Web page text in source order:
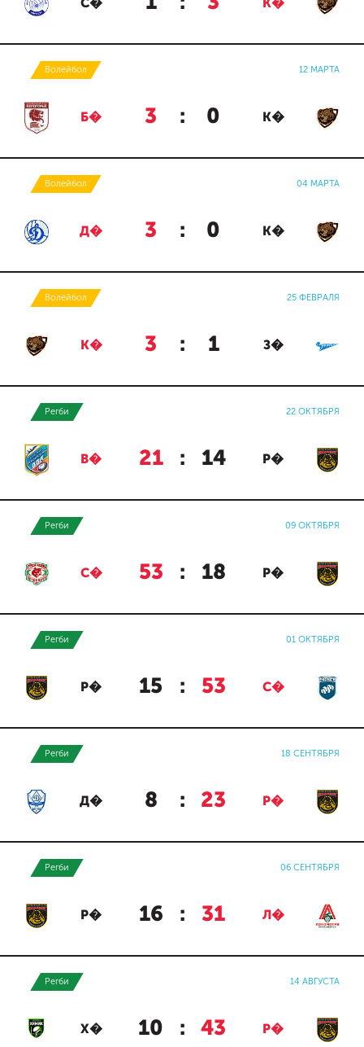
С� К�
Волейбол 12 МАРТА
Б� 3 : 0 К�
Волейбол 04 МАРТА
Д� 3 : 0 К�
Волейбол 25 ФЕВРАЛЯ
К� 3 : 1 З�
Регби 22 ОКТЯБРЯ
В� 21 : 14 Р�
Регби 09 ОКТЯБРЯ
С� 53 : 18 Р�
Регби 01 ОКТЯБРЯ
Р� 15 : 53 С�
Регби 18 СЕНТЯБРЯ
Д� 8 : 23 Р�
Регби 06 СЕНТЯБРЯ
Р� 16 : 31 Л�
Регби 14 АВГУСТА
Х� 10 : 43 Р�